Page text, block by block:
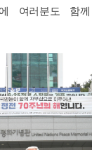
여러분도 함께